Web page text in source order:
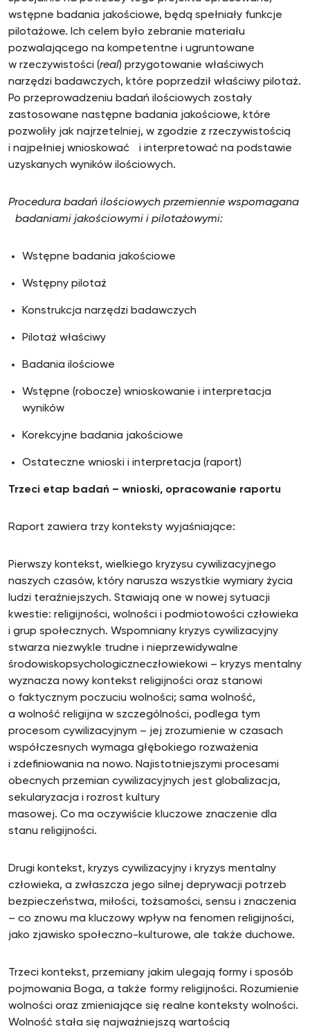
wstępne badania jakościowe, będą spełniały funkcje
pilotażowe. Ich celem było zebranie materiału
pozwalającego na kompetentne i ugruntowane
w rzeczywistości (real) przygotowanie właściwych
narzędzi badawczych, które poprzedził właściwy pilotaż.
Po przeprowadzeniu badań ilościowych zostały
zastosowane następne badania jakościowe, które
pozwoliły jak najrzetelniej, w zgodzie z rzeczywistością
i najpełniej wnioskować i interpretować na podstawie
uzyskanych wyników ilościowych.
Procedura badań ilościowych przemiennie wspomagana
badaniami jakościowymi i pilotażowymi:
Wstępne badania jakościowe
Wstępny pilotaż
Konstrukcja narzędzi badawczych
Pilotaż właściwy
Badania ilościowe
Wstępne (robocze) wnioskowanie i interpretacja
wyników
Korekcyjne badania jakościowe
Ostateczne wnioski i interpretacja (raport)
Trzeci etap badań – wnioski, opracowanie raportu
Raport zawiera trzy konteksty wyjaśniające:
Pierwszy kontekst, wielkiego kryzysu cywilizacyjnego
naszych czasów, który narusza wszystkie wymiary życia
ludzi teraźniejszych. Stawiają one w nowej sytuacji
kwestie: religijności, wolności i podmiotowości człowieka
i grup społecznych. Wspomniany kryzys cywilizacyjny
stwarza niezwykle trudne i nieprzewidywalne
środowiskopsychologiczneczłowiekowi – kryzys mentalny
wyznacza nowy kontekst religijności oraz stanowi
o faktycznym poczuciu wolności; sama wolność,
a wolność religijna w szczególności, podlega tym
procesom cywilizacyjnym – jej zrozumienie w czasach
współczesnych wymaga głębokiego rozważenia
i zdefiniowania na nowo. Najistotniejszymi procesami
obecnych przemian cywilizacyjnych jest globalizacja,
sekularyzacja i rozrost kultury
masowej. Co ma oczywiście kluczowe znaczenie dla
stanu religijności.
Drugi kontekst, kryzys cywilizacyjny i kryzys mentalny
człowieka, a zwłaszcza jego silnej deprywacji potrzeb
bezpieczeństwa, miłości, tożsamości, sensu i znaczenia
– co znowu ma kluczowy wpływ na fenomen religijności,
jako zjawisko społeczno-kulturowe, ale także duchowe.
Trzeci kontekst, przemiany jakim ulegają formy i sposób
pojmowania Boga, a także formy religijności. Rozumienie
wolności oraz zmieniające się realne konteksty wolności.
Wolność stała się najważniejszą wartością